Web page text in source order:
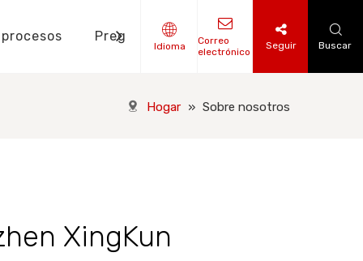
Preguntas frecuentes Noticias
Idioma
Correo
electrónico
Seguir Buscar
Hogar » Sobre nosotros
XingKun